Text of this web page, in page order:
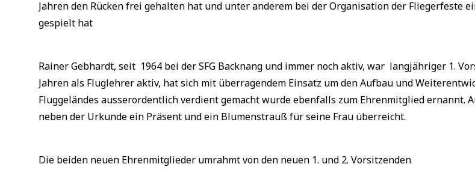
Jahren den Rücken frei gehalten hat und unter anderem bei der Organisation der Fliegerfeste
gespielt hat
Rainer Gebhardt, seit 1964 bei der SFG Backnang und immer noch aktiv, war langjähriger 1.
Jahren als Fluglehrer aktiv, hat sich mit überragendem Einsatz um den Aufbau und
Fluggeländes ausserordentlich verdient gemacht wurde ebenfalls zum Ehrenmitglied ernannt.
neben der Urkunde ein Präsent und ein Blumenstrauß für seine Frau überreicht.
Die beiden neuen Ehrenmitglieder umrahmt von den neuen 1. und 2. Vorsitzenden